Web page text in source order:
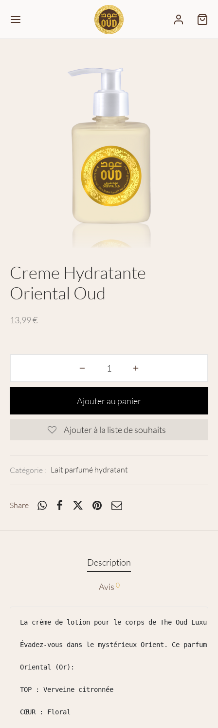
Creme Hydratante
Oriental Oud
13,99€
Ajouter au panier
Ajouter à la liste de souhaits
Catégorie : Lait parfumé hydratant
Share
Description
Avis 0
La crème de lotion pour le corps de The Oud
Évadez-vous dans le mystérieux Orient. Ce
Oriental (Or):
TOP : Verveine citronnée
CŒUR : Floral